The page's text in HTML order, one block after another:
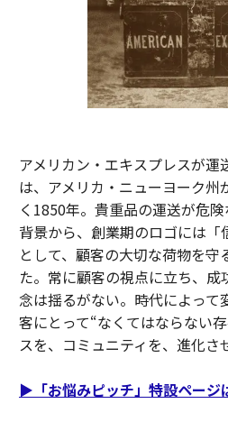
アメリカン・エキスプレスが運
は、アメリカ・ニューヨーク州
く1850年。貴重品の運送が危
背景から、創業期のロゴには
として、顧客の大切な荷物を
た。常に顧客の視点に立ち、
念は揺るがない。時代によって
客にとって“なくてはならない
スを、コミュニティを、進化さ
▶︎「お悩みピッチ」特設ページ